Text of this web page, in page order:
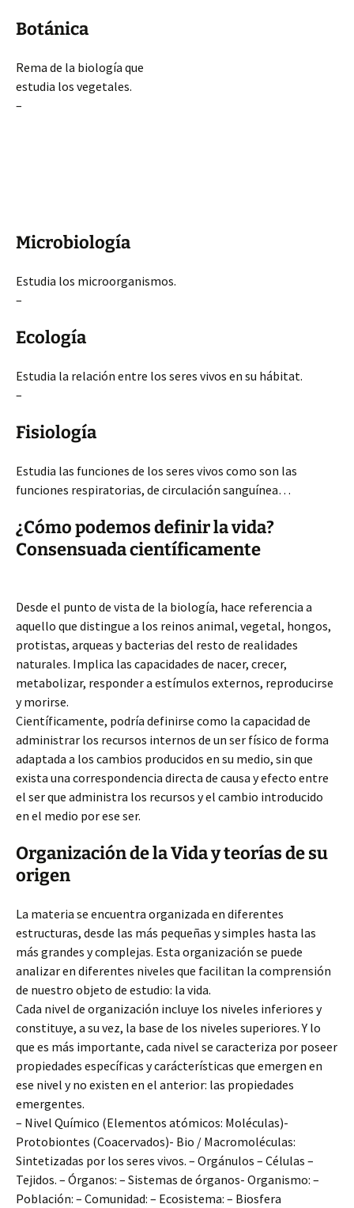
Botánica
Rema de la biología que
estudia los vegetales.
–
Microbiología
Estudia los microorganismos.
–
Ecología
Estudia la relación entre los seres vivos en su hábitat.
–
Fisiología
Estudia las funciones de los seres vivos como son las
funciones respiratorias, de circulación sanguínea…
¿Cómo podemos definir la vida?
Consensuada científicamente
Desde el punto de vista de la biología, hace referencia a
aquello que distingue a los reinos animal, vegetal, hongos,
protistas, arqueas y bacterias del resto de realidades
naturales. Implica las capacidades de nacer, crecer,
metabolizar, responder a estímulos externos, reproducirse
y morirse.
Científicamente, podría definirse como la capacidad de
administrar los recursos internos de un ser físico de forma
adaptada a los cambios producidos en su medio, sin que
exista una correspondencia directa de causa y efecto entre
el ser que administra los recursos y el cambio introducido
en el medio por ese ser.
Organización de la Vida y teorías de su
origen
La materia se encuentra organizada en diferentes
estructuras, desde las más pequeñas y simples hasta las
más grandes y complejas. Esta organización se puede
analizar en diferentes niveles que facilitan la comprensión
de nuestro objeto de estudio: la vida.
Cada nivel de organización incluye los niveles inferiores y
constituye, a su vez, la base de los niveles superiores. Y lo
que es más importante, cada nivel se caracteriza por poseer
propiedades específicas y carácterísticas que emergen en
ese nivel y no existen en el anterior: las propiedades
emergentes.
– Nivel Químico (Elementos atómicos: Moléculas)-
Protobiontes (Coacervados)- Bio / Macromoléculas:
Sintetizadas por los seres vivos. – Orgánulos – Células –
Tejidos. – Órganos: – Sistemas de órganos- Organismo: –
Población: – Comunidad: – Ecosistema: – Biosfera